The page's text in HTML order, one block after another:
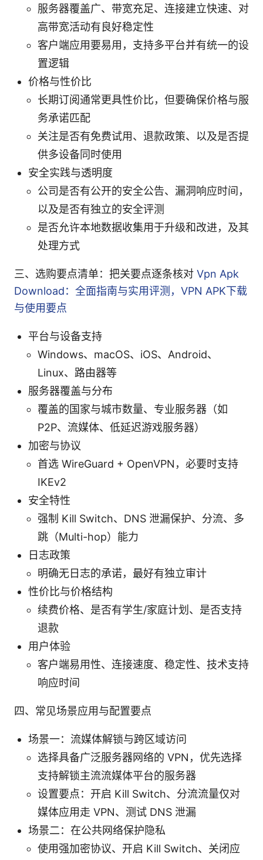
服务器覆盖广、带宽充足、连接建立快速、对
高带宽活动有良好稳定性
客户端应用要易用，支持多平台并有统一的设
置逻辑
价格与性价比
长期订阅通常更具性价比，但要确保价格与服
务承诺匹配
关注是否有免费试用、退款政策、以及是否提
供多设备同时使用
安全实践与透明度
公司是否有公开的安全公告、漏洞响应时间，
以及是否有独立的安全评测
是否允许本地数据收集用于升级和改进，及其
处理方式
三、选购要点清单：把关要点逐条核对 Vpn Apk
Download：全面指南与实用评测，VPN APK下载
与使用要点
平台与设备支持
Windows、macOS、iOS、Android、
Linux、路由器等
服务器覆盖与分布
覆盖的国家与城市数量、专业服务器（如
P2P、流媒体、低延迟游戏服务器）
加密与协议
首选 WireGuard + OpenVPN，必要时支持
IKEv2
安全特性
强制 Kill Switch、DNS 泄漏保护、分流、多
跳（Multi-hop）能力
日志政策
明确无日志的承诺，最好有独立审计
性价比与价格结构
续费价格、是否有学生/家庭计划、是否支持
退款
用户体验
客户端易用性、连接速度、稳定性、技术支持
响应时间
四、常见场景应用与配置要点
场景一：流媒体解锁与跨区域访问
选择具备广泛服务器网络的 VPN，优先选择
支持解锁主流流媒体平台的服务器
设置要点：开启 Kill Switch、分流流量仅对
媒体应用走 VPN、测试 DNS 泄漏
场景二：在公共网络保护隐私
使用强加密协议、开启 Kill Switch、关闭应